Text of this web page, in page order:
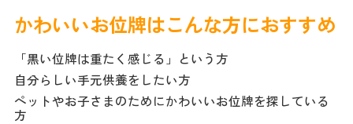
かわいいお位牌はこんな方におすすめ
「黒い位牌は重たく感じる」という方
自分らしい手元供養をしたい方
ペットやお子さまのためにかわいいお位牌を探している
方